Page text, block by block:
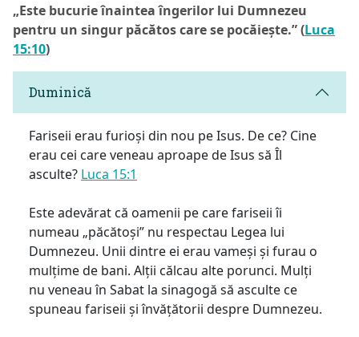
„Este bucurie înaintea îngerilor lui Dumnezeu
pentru un singur păcătos care se pocăiește.” (Luca
15:10)
Duminică
Fariseii erau furioși din nou pe Isus. De ce? Cine
erau cei care veneau aproape de Isus să Îl
asculte? Luca 15:1
Este adevărat că oamenii pe care fariseii îi
numeau „păcătoși” nu respectau Legea lui
Dumnezeu. Unii dintre ei erau vameși și furau o
mulțime de bani. Alții călcau alte porunci. Mulți
nu veneau în Sabat la sinagogă să asculte ce
spuneau fariseii și învățătorii despre Dumnezeu.